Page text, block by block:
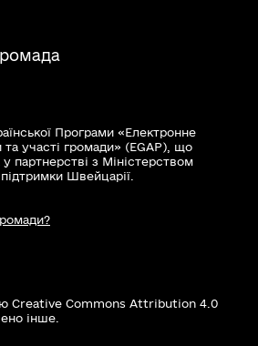
Програми «Електронне
та участі громади» (EGAP), що
партнерстві з Міністерством
Швейцарії.
Creative Commons Attribution 4.0
інше.